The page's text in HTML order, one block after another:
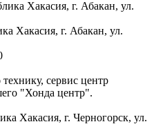
Хакасия, г. Абакан, ул.
сервис центр
"Хонда центр".